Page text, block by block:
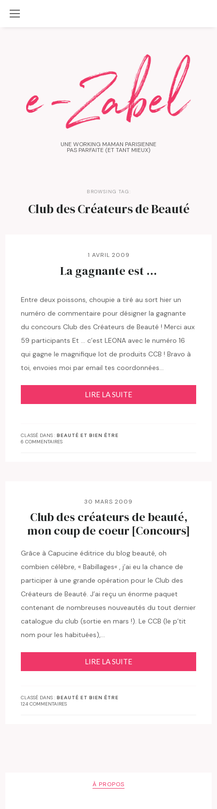
UNE WORKING MAMAN PARISIENNE
PAS PARFAITE (ET TANT MIEUX)
BROWSING TAG:
Club des Créateurs de Beauté
1 AVRIL 2009
La gagnante est …
Entre deux poissons, choupie a tiré au sort hier un
numéro de commentaire pour désigner la gagnante
du concours Club des Créateurs de Beauté ! Merci aux
59 participants Et … c’est LEONA avec le numéro 16
qui gagne le magnifique lot de produits CCB ! Bravo à
toi, envoies moi par email tes coordonnées…
LIRE LA SUITE
CLASSÉ DANS :BEAUTÉ ET BIEN ÊTRE
6 COMMENTAIRES
30 MARS 2009
Club des créateurs de beauté,
mon coup de coeur [Concours]
Grâce à Capucine éditrice du blog beauté, oh
combien célèbre, « Babillages« , j’ai eu la chance de
participer à une grande opération pour le Club des
Créateurs de Beauté. J’ai reçu un énorme paquet
contenant de nombreuses nouveautés du tout dernier
catalogue du club (sortie en mars !). Le CCB (le p’tit
nom pour les habituées),…
LIRE LA SUITE
CLASSÉ DANS :BEAUTÉ ET BIEN ÊTRE
124 COMMENTAIRES
À PROPOS